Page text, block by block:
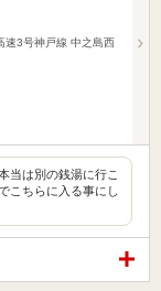
速3号神戸線 中之島西
当は別の銭湯に行こ
こちらに入る事にし